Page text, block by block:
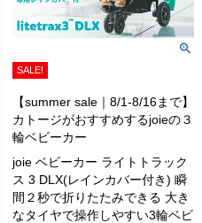
SALE!
【summer sale｜8/1-8/16まで】
カトージがおすすめするjoieの３
輪ベビーカー
joie ベビーカー ライトトラック
ス 3 DLX(レインカバー付き) 瞬
間２秒で折りたたみできる 大き
なタイヤで操作しやすい3輪ベビ